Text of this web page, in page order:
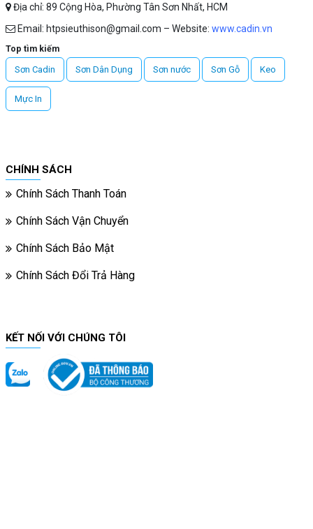
Địa chỉ: 89 Cộng Hòa, Phường Tân Sơn Nhất, HCM
Email: htpsieuthison@gmail.com – Website: www.cadin.vn
Top tìm kiếm
Sơn Cadin
Sơn Dân Dụng Sơn nước Sơn Gỗ Keo
Mực In
CHÍNH SÁCH
Chính Sách Thanh Toán
Chính Sách Vận Chuyển
Chính Sách Bảo Mật
Chính Sách Đổi Trả Hàng
KẾT NỐI VỚI CHÚNG TÔI